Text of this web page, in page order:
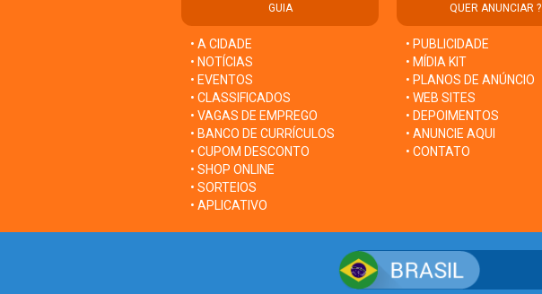
GUIA
• A CIDADE
• NOTÍCIAS
• EVENTOS
• CLASSIFICADOS
• VAGAS DE EMPREGO
• BANCO DE CURRÍCULOS
• CUPOM DESCONTO
• SHOP ONLINE
• SORTEIOS
• APLICATIVO
QUER ANUNCIAR ?
• PUBLICIDADE
• MÍDIA KIT
• PLANOS DE ANÚNCIO
• WEB SITES
• DEPOIMENTOS
• ANUNCIE AQUI
• CONTATO